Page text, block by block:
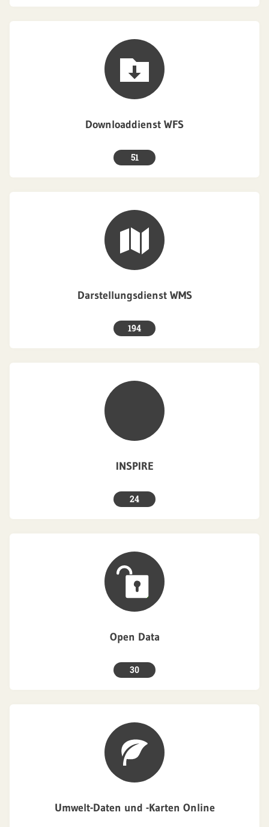
Downloaddienst WFS
51
Darstellungsdienst WMS
194
INSPIRE
24
Open Data
30
Umwelt-Daten und -Karten Online